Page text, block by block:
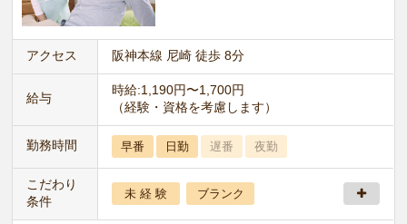
アクセス 阪神本線 尼崎 徒歩 8分
給与
時給:1,190円〜1,700円
（経験・資格を考慮します）
勤務時間 早番 日勤 遅番 夜勤
こだわり
条件
未 経 験 ブランク